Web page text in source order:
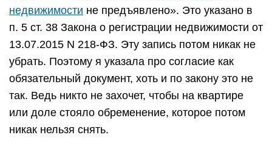
недвижимости не предъявлено». Это указано в
п. 5 ст. 38 Закона о регистрации недвижимости от
13.07.2015 N 218-ФЗ. Эту запись потом никак не
убрать. Поэтому я указала про согласие как
обязательный документ, хоть и по закону это не
так. Ведь никто не захочет, чтобы на квартире
или доле стояло обременение, которое потом
никак нельзя снять.